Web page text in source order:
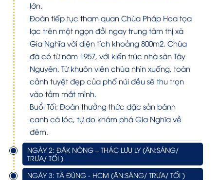
lớn.
Đoàn tiếp tục tham quan Chùa Pháp Hoa tọa
lạc trên một ngọn đồi ngay trung tâm thị xã
Gia Nghĩa với diện tích khoảng 800m2. Chùa
đã có từ năm 1957, với kiến trúc nhà sàn Tây
Nguyên. Từ khuôn viên chùa nhìn xuống, toàn
cảnh tuyệt đẹp của phố núi đều sẽ thu trọn
vào tầm mắt mình.
Buổi Tối: Đoàn thưởng thức đặc sản bánh
canh cá lóc, tự do khám phá Gia Nghĩa về
đêm.
NGÀY 2: ĐĂK NÔNG – THÁC LƯU LY (ĂN:SÁNG/
TRƯA/ TỐI )
NGÀY 3: TÀ ĐÙNG - HCM (ĂN:SÁNG/ TRƯA/ TỐI )